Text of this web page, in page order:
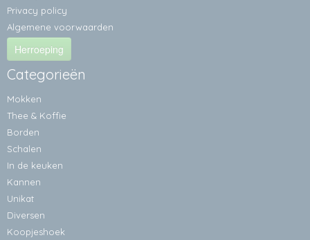
Privacy policy
Algemene voorwaarden
Herroeping
Categorieën
Mokken
Thee & Koffie
Borden
Schalen
In de keuken
Kannen
Unikat
Diversen
Koopjeshoek